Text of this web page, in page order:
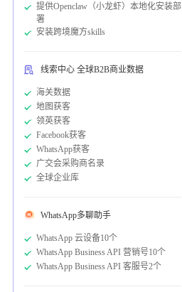
提供Openclaw（小龙虾）本地化安装部
署
安装跨境魔方skills
线索中心 全球B2B商业数据
海关数据
地图获客
领英获客
Facebook获客
WhatsApp获客
广交会采购商名录
全球企业库
WhatsApp多聊助手
WhatsApp 云设备10个
WhatsApp Business API 营销号10个
WhatsApp Business API 客服号2个